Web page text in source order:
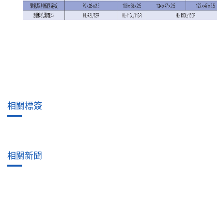
相關標簽
相關新聞